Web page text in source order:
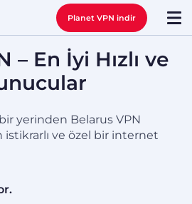
Planet VPN indir
– En İyi Hızlı ve
yerinden Belarus VPN
ve özel bir internet